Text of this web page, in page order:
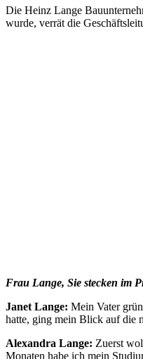
Die Heinz Lange
wurde, verrät die
Frau Lange, Sie stecken im
Janet Lange: Mein Vater
hatte, ging mein Blick auf die
Alexandra Lange: Zuerst
Monaten habe ich mein